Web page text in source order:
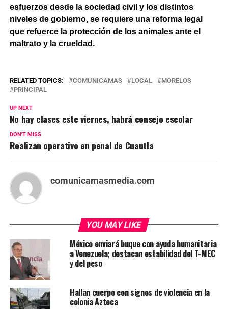
esfuerzos desde la sociedad civil y los distintos
niveles de gobierno, se requiere una reforma legal
que refuerce la protección de los animales ante el
maltrato y la crueldad.
RELATED TOPICS: COMUNICAMAS LOCAL
MORELOS
PRINCIPAL
UP NEXT
No hay clases este viernes, habrá consejo escolar
DON'T MISS
Realizan operativo en penal de Cuautla
comunicamasmedia.com
YOU MAY LIKE
México enviará buque con ayuda humanitaria
a Venezuela; destacan estabilidad del T-MEC
y del peso
Hallan cuerpo con signos de violencia en la
colonia Azteca